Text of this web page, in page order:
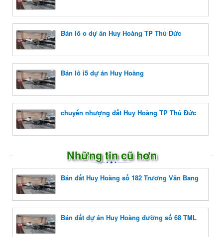
Bán lô o dự án Huy Hoàng TP Thủ Đức
Bán lô i5 dự án Huy Hoàng
chuyển nhượng đất Huy Hoàng TP Thủ Đức
Những tin cũ hơn
Bán đất Huy Hoàng số 182 Trương Văn Bang
Bán đất dự án Huy Hoàng đường số 68 TML